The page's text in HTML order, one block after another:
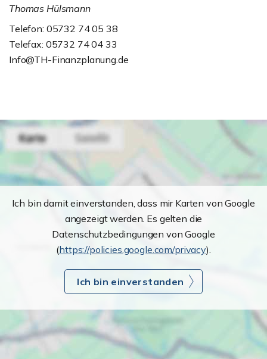
Thomas Hülsmann
Telefon: 05732 74 05 38
Telefax: 05732 74 04 33
Info@TH-Finanzplanung.de
Ich bin damit einverstanden, dass mir Karten von Google
angezeigt werden. Es gelten die
Datenschutzbedingungen von Google
(https://policies.google.com/privacy).
Ich bin einverstanden